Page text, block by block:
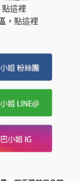
點這裡
， 點這裡